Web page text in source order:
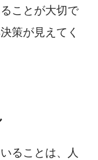
ことが大切で
策が見えてく
ることは、人